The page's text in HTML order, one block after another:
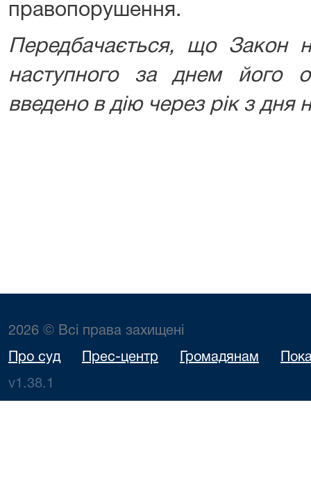
правопорушення.
Передбачається, що Закон
наступного за днем його
введено в дію через рік з дня
2026 © Всі права захищені
Про суд Прес-центр Громадянам
v1.38.1